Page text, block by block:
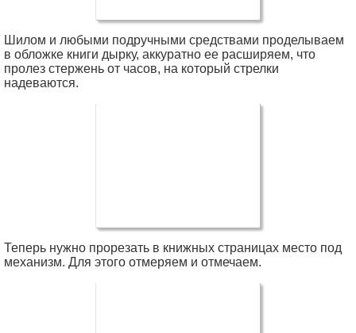
Шилом и любыми подручными средствами проделываем
в обложке книги дырку, аккуратно ее расширяем, что
пролез стержень от часов, на который стрелки
надеваются.
Теперь нужно прорезать в книжных страницах место под
механизм. Для этого отмеряем и отмечаем.